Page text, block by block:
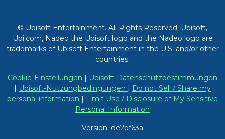
© Ubisoft Entertainment. All Rights Reserved. Ubisoft,
Ubi.com, Nadeo the Ubisoft logo and the Nadeo logo are
trademarks of Ubisoft Entertainment in the U.S. and/or other
countries.
Cookie-Einstellungen | Ubisoft-Datenschutzbestimmungen
| Ubisoft-Nutzungbedingungen | Do not Sell / Share my
personal information | Limit Use / Disclosure of My Sensitive
Personal Information
Version: de2bf63a